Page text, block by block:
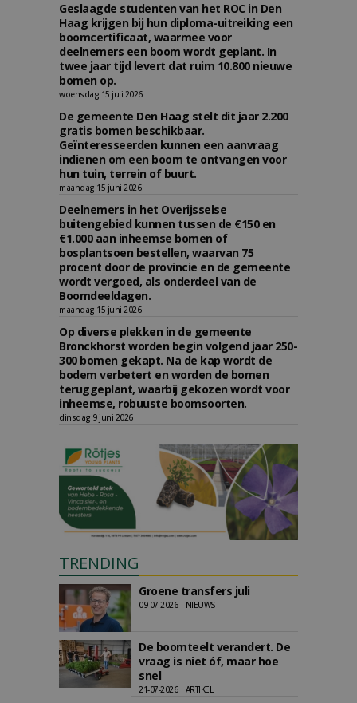
Geslaagde studenten van het ROC in Den
Haag krijgen bij hun diploma-uitreiking een
boomcertificaat, waarmee voor
deelnemers een boom wordt geplant. In
twee jaar tijd levert dat ruim 10.800 nieuwe
bomen op.
woensdag 15 juli 2026
De gemeente Den Haag stelt dit jaar 2.200
gratis bomen beschikbaar.
Geïnteresseerden kunnen een aanvraag
indienen om een boom te ontvangen voor
hun tuin, terrein of buurt.
maandag 15 juni 2026
Deelnemers in het Overijsselse
buitengebied kunnen tussen de €150 en
€1.000 aan inheemse bomen of
bosplantsoen bestellen, waarvan 75
procent door de provincie en de gemeente
wordt vergoed, als onderdeel van de
Boomdeeldagen.
maandag 15 juni 2026
Op diverse plekken in de gemeente
Bronckhorst worden begin volgend jaar 250-
300 bomen gekapt. Na de kap wordt de
bodem verbetert en worden de bomen
teruggeplant, waarbij gekozen wordt voor
inheemse, robuuste boomsoorten.
dinsdag 9 juni 2026
TRENDING
Groene transfers juli
09-07-2026 | NIEUWS
De boomteelt verandert. De
vraag is niet óf, maar hoe
snel
21-07-2026 | ARTIKEL